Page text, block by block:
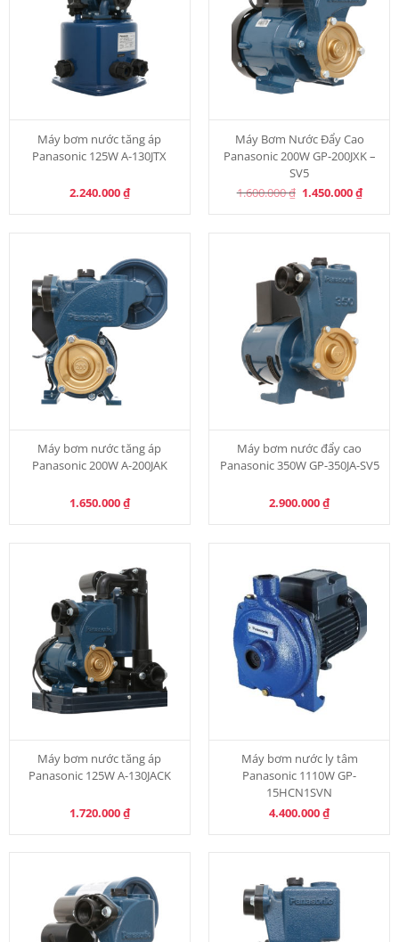
Máy bơm nước tăng áp
Panasonic 125W A-130JTX
2.240.000₫
Máy Bơm Nước Đẩy Cao
Panasonic 200W GP-200JXK –
SV5
1.600.000₫ Original
1.450.000₫
price
Máy bơm nước tăng áp
Panasonic 200W A-200JAK
1.650.000₫
Máy bơm nước đẩy cao
Panasonic 350W GP-350JA-SV5
2.900.000₫
Máy bơm nước tăng áp
Panasonic 125W A-130JACK
1.720.000₫
Máy bơm nước ly tâm
Panasonic 1110W GP-
15HCN1SVN
4.400.000₫